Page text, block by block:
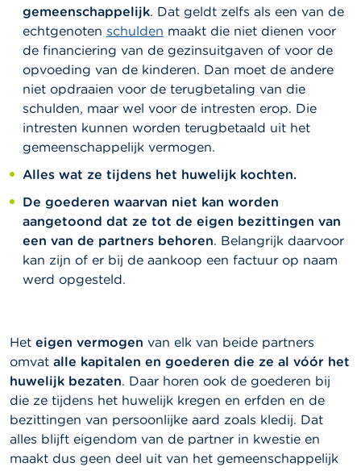
gemeenschappelijk. Dat geldt zelfs als een van de
echtgenoten schulden maakt die niet dienen voor
de financiering van de gezinsuitgaven of voor de
opvoeding van de kinderen. Dan moet de andere
niet opdraaien voor de terugbetaling van die
schulden, maar wel voor de intresten erop. Die
intresten kunnen worden terugbetaald uit het
gemeenschappelijk vermogen.
Alles wat ze tijdens het huwelijk kochten.
De goederen waarvan niet kan worden
aangetoond dat ze tot de eigen bezittingen van
een van de partners behoren. Belangrijk daarvoor
kan zijn of er bij de aankoop een factuur op naam
werd opgesteld.
Het eigen vermogen van elk van beide partners
omvat alle kapitalen en goederen die ze al vóór het
huwelijk bezaten. Daar horen ook de goederen bij
die ze tijdens het huwelijk kregen en erfden en de
bezittingen van persoonlijke aard zoals kledij. Dat
alles blijft eigendom van de partner in kwestie en
maakt dus geen deel uit van het gemeenschappelijk